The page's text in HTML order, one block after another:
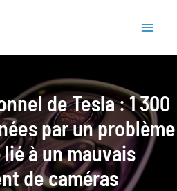
de Tesla : 1 300
par un problème
à un mauvais
de caméras